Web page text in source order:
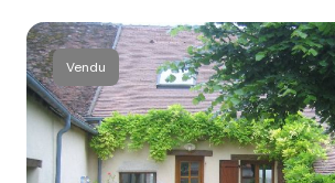
services
avis
clients
contact
Vendu